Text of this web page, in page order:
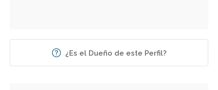
¿Es el Dueño de este Perfil?